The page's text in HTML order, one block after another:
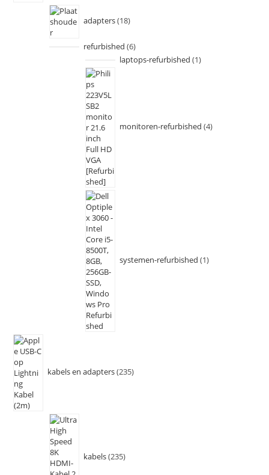
adapters 18
refurbished 6
laptops-refurbished 1
monitoren-refurbished 4
systemen-refurbished 1
kabels en adapters 235
kabels 235